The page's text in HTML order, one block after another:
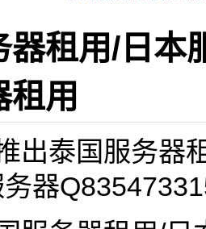
器租用/日本
租用
出泰国服务器
器